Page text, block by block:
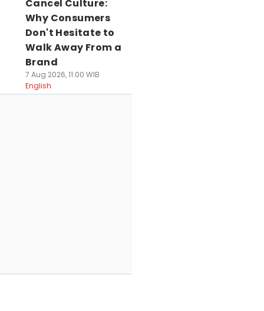
Cancel Culture:
Why Consumers
Don't Hesitate to
Walk Away From a
Brand
7 Aug 2026, 11:00 WIB
English